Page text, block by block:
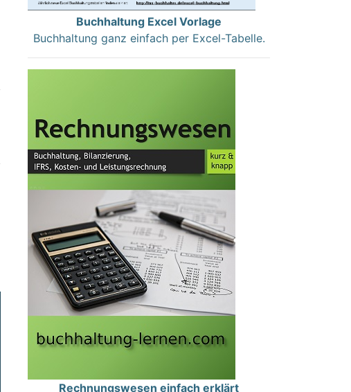
Buchhaltung Excel Vorlage
Buchhaltung ganz einfach per Excel-Tabelle.
Rechnungswesen einfach erklärt